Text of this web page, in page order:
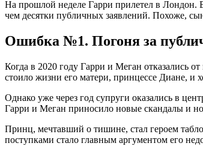
На прошлой неделе Гарри прилетел в Лондон.
чем десятки публичных заявлений. Похоже,
Ошибка №1. Погоня за
Когда в 2020 году Гарри и Меган отказались
стоило жизни его матери, принцессе Диане, и
Однако уже через год супруги оказались в
Гарри и Меган приносило новые скандалы и
Принц, мечтавший о тишине, стал героем
поступками стало главным аргументом его